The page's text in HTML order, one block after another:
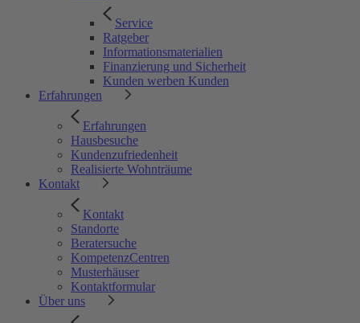
Service
Ratgeber
Informationsmaterialien
Finanzierung und Sicherheit
Kunden werben Kunden
Erfahrungen
Erfahrungen
Hausbesuche
Kundenzufriedenheit
Realisierte Wohnträume
Kontakt
Kontakt
Standorte
Beratersuche
KompetenzCentren
Musterhäuser
Kontaktformular
Über uns